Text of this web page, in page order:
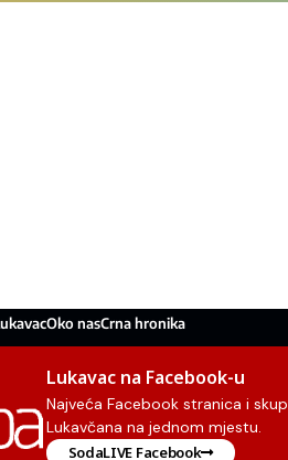
Oko nasCrna hronika
Lukavac na Facebook-u
Najveća Facebook stranica i skup
Lukavčana na jednom mjestu.
SodaLIVE Facebook